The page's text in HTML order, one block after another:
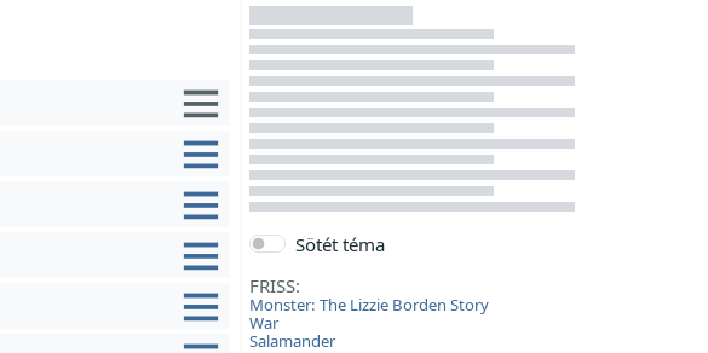
Sötét téma
FRISS:
Monster: The Lizzie Borden Story
War
Salamander